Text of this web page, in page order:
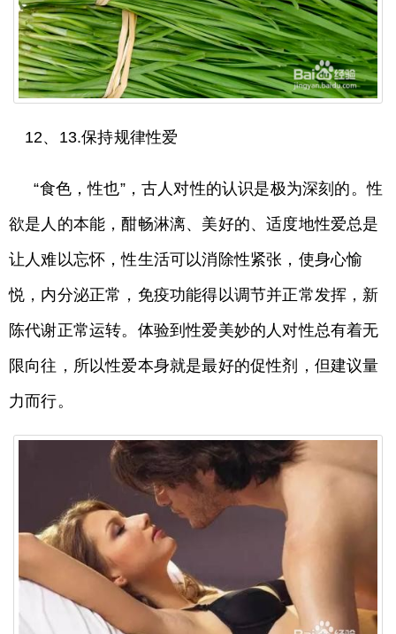
12、13.保持规律性爱
“食色，性也”，古人对性的认识是极为深刻的。性
欲是人的本能，酣畅淋漓、美好的、适度地性爱总是
让人难以忘怀，性生活可以消除性紧张，使身心愉
悦，内分泌正常，免疫功能得以调节并正常发挥，新
陈代谢正常运转。体验到性爱美妙的人对性总有着无
限向往，所以性爱本身就是最好的促性剂，但建议量
力而行。